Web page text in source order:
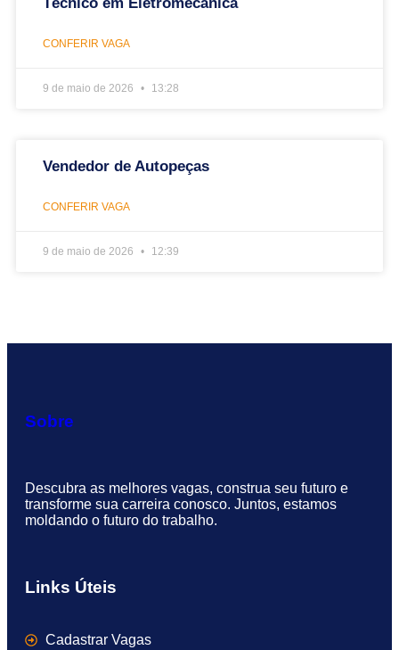
CONFERIR VAGA
9 de maio de 2026 13:28
Vendedor de Autopeças
CONFERIR VAGA
9 de maio de 2026 12:39
Sobre
Descubra as melhores vagas, construa seu futuro e
transforme sua carreira conosco. Juntos, estamos
moldando o futuro do trabalho.
Links Úteis
Cadastrar Vagas